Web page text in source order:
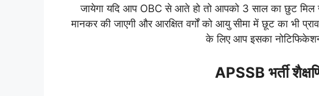
जायेगा यदि आप OBC से आते हो तो आपको 3 साल का छुट
मानकर की जाएगी और आरक्षित वर्गों को आयु सीमा में छूट का भी
के लिए आप इसका
APSSB भर्ती